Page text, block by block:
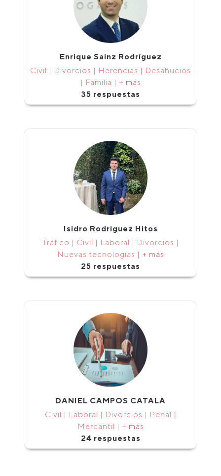
Enrique Sainz Rodríguez
Civil | Divorcios | Herencias | Desahucios
| Familia | + más
35 respuestas
Isidro Rodriguez Hitos
Tráfico | Civil | Laboral | Divorcios |
Nuevas tecnologías | + más
25 respuestas
DANIEL CAMPOS CATALA
Civil | Laboral | Divorcios | Penal |
Mercantil | + más
24 respuestas